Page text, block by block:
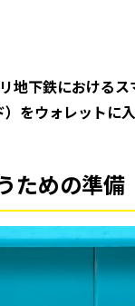
地下鉄における
をウォレットに
ための準備